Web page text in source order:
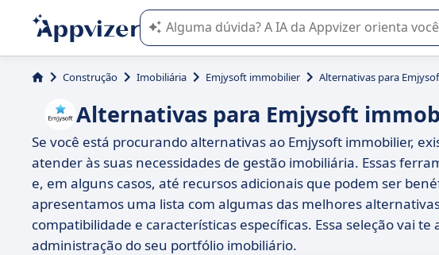
A IA do Appvizer o orienta no uso ou na seleção de
Construção Imobiliária Emjysoft immobilier Alternativas para
Alternativas para Emjysoft
Se você está procurando alternativas ao Emjysoft immobilier,
atender às suas necessidades de gestão imobiliária. Essas
e, em alguns casos, até recursos adicionais que podem ser
apresentamos uma lista com algumas das melhores
compatibilidade e características específicas. Essa seleção vai
administração do seu portfólio imobiliário.